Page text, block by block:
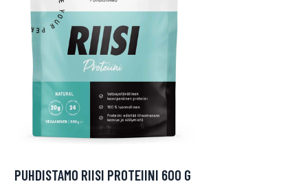
PUHDISTAMO RIISI PROTEIINI 600 G